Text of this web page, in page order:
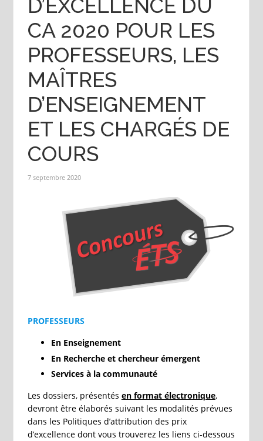
D’EXCELLENCE DU
CA 2020 POUR LES
PROFESSEURS, LES
MAÎTRES
D’ENSEIGNEMENT
ET LES CHARGÉS DE
COURS
7 septembre 2020
PROFESSEURS
En Enseignement
En Recherche et chercheur émergent
Services à la communauté
Les dossiers, présentés en format électronique,
devront être élaborés suivant les modalités prévues
dans les Politiques d’attribution des prix
d’excellence dont vous trouverez les liens ci-dessous